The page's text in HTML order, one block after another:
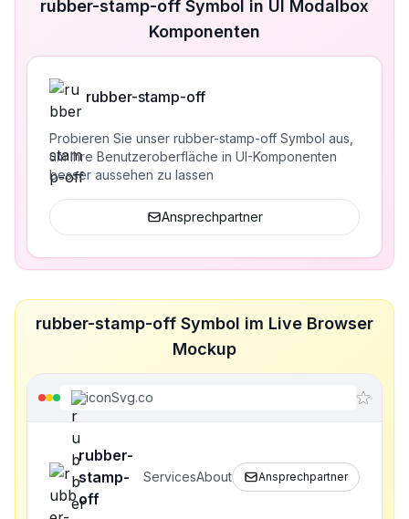
rubber-stamp-off Symbol in UI Modalbox
Komponenten
rubber-stamp-off
Probieren Sie unser rubber-stamp-off Symbol aus,
um Ihre Benutzeroberfläche in UI-Komponenten
besser aussehen zu lassen
Ansprechpartner
rubber-stamp-off Symbol im Live Browser
Mockup
iconSvg.co
rubber-
stamp-
off
ServicesAbout Ansprechpartner